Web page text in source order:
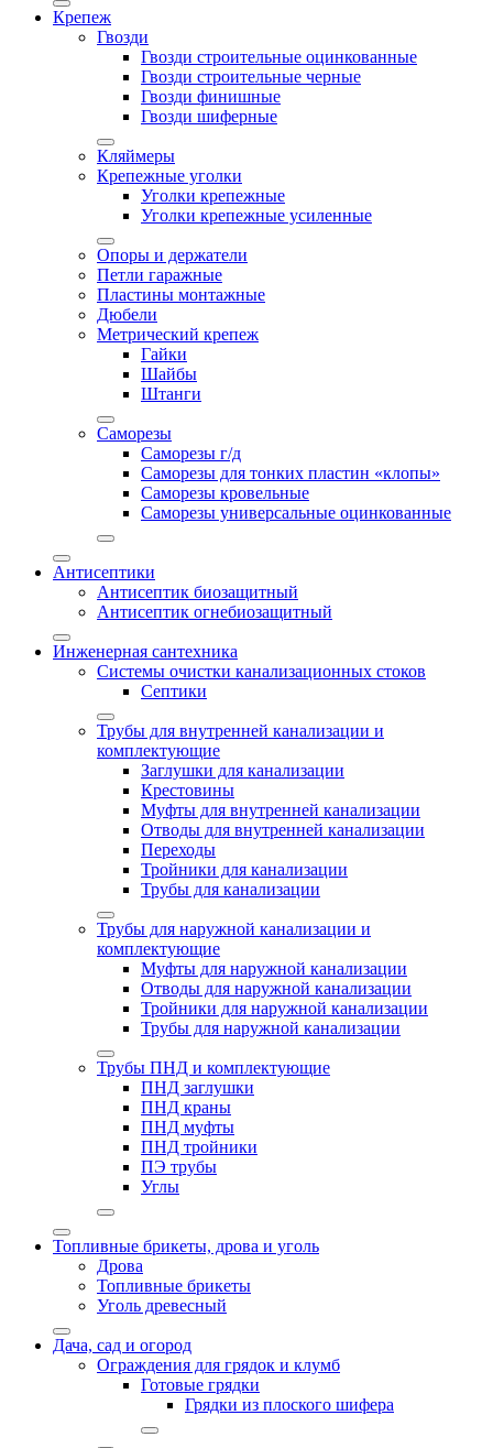
Крепеж
Гвозди
Гвозди строительные оцинкованные
Гвозди строительные черные
Гвозди финишные
Гвозди шиферные
Кляймеры
Крепежные уголки
Уголки крепежные
Уголки крепежные усиленные
Опоры и держатели
Петли гаражные
Пластины монтажные
Дюбели
Метрический крепеж
Гайки
Шайбы
Штанги
Саморезы
Саморезы г/д
Саморезы для тонких пластин «клопы»
Саморезы кровельные
Саморезы универсальные оцинкованные
Антисептики
Антисептик биозащитный
Антисептик огнебиозащитный
Инженерная сантехника
Системы очистки канализационных стоков
Септики
Трубы для внутренней канализации и
комплектующие
Заглушки для канализации
Крестовины
Муфты для внутренней канализации
Отводы для внутренней канализации
Переходы
Тройники для канализации
Трубы для канализации
Трубы для наружной канализации и
комплектующие
Муфты для наружной канализации
Отводы для наружной канализации
Тройники для наружной канализации
Трубы для наружной канализации
Трубы ПНД и комплектующие
ПНД заглушки
ПНД краны
ПНД муфты
ПНД тройники
ПЭ трубы
Углы
Топливные брикеты, дрова и уголь
Дрова
Топливные брикеты
Уголь древесный
Дача, сад и огород
Ограждения для грядок и клумб
Готовые грядки
Грядки из плоского шифера